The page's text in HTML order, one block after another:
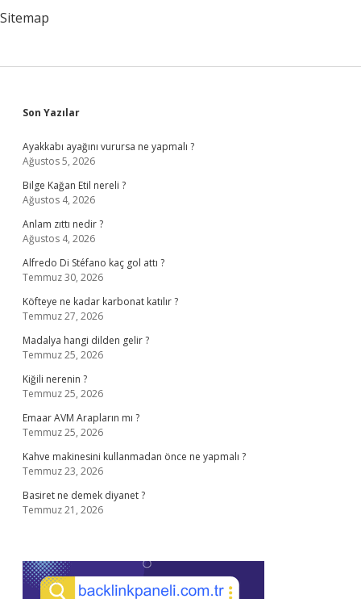
Sitemap
Sidebar
Son Yazılar
Ayakkabı ayağını vurursa ne yapmalı ?
Ağustos 5, 2026
Bilge Kağan Etil nereli ?
Ağustos 4, 2026
Anlam zıttı nedir ?
Ağustos 4, 2026
Alfredo Di Stéfano kaç gol attı ?
Temmuz 30, 2026
Köfteye ne kadar karbonat katılır ?
Temmuz 27, 2026
Madalya hangi dilden gelir ?
Temmuz 25, 2026
Kiğili nerenin ?
Temmuz 25, 2026
Emaar AVM Arapların mı ?
Temmuz 25, 2026
Kahve makinesini kullanmadan önce ne yapmalı ?
Temmuz 23, 2026
Basiret ne demek diyanet ?
Temmuz 21, 2026